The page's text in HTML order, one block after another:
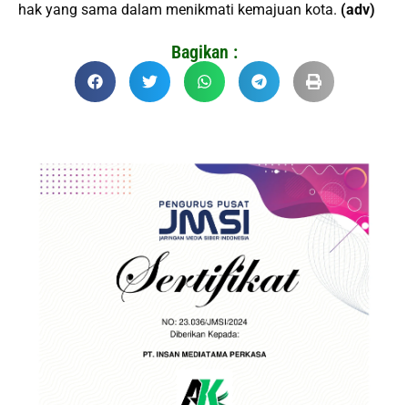
hak yang sama dalam menikmati kemajuan kota. (adv)
Bagikan :